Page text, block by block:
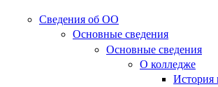
Сведения об ОО
Основные сведения
Основные сведения
О колледже
История